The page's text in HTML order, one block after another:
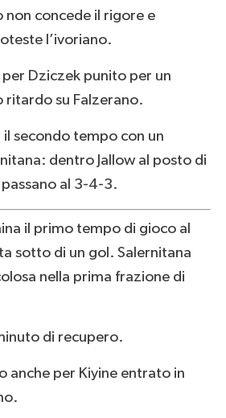
non concede il rigore e
l’ivoriano.
per Dziczek punito per un
su Falzerano.
secondo tempo con un
dentro Jallow al posto di
al 3-4-3.
il primo tempo di gioco al
sotto di un gol. Salernitana
nella prima frazione di
di recupero.
anche per Kiyine entrato in